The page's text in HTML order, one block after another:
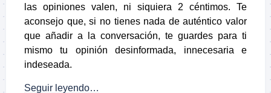
las opiniones valen, ni siquiera 2 céntimos. Te
aconsejo que, si no tienes nada de auténtico valor
que añadir a la conversación, te guardes para ti
mismo tu opinión desinformada, innecesaria e
indeseada.
Seguir leyendo…